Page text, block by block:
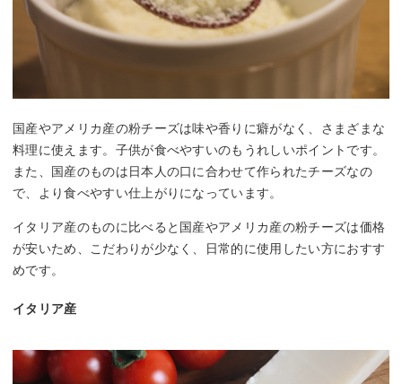
国産やアメリカ産の粉チーズは味や香りに癖がなく、さまざまな
料理に使えます。子供が食べやすいのもうれしいポイントです。
また、国産のものは日本人の口に合わせて作られたチーズなの
で、より食べやすい仕上がりになっています。
イタリア産のものに比べると国産やアメリカ産の粉チーズは価格
が安いため、こだわりが少なく、日常的に使用したい方におすす
めです。
イタリア産